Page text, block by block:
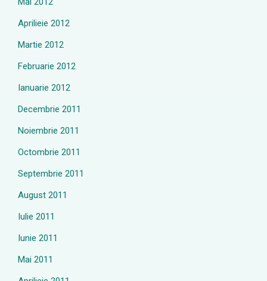
Aprilieie 2012
Martie 2012
Februarie 2012
Ianuarie 2012
Decembrie 2011
Noiembrie 2011
Octombrie 2011
Septembrie 2011
August 2011
Iulie 2011
Iunie 2011
Mai 2011